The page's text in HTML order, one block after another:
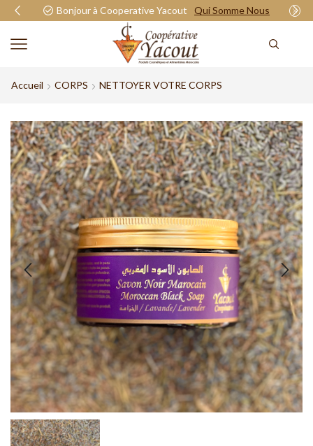
Bonjour à Cooperative Yacout Qui Somme Nous
Accueil CORPS NETTOYER VOTRE CORPS